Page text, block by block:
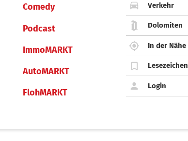
Comedy
Podcast
ImmoMARKT
AutoMARKT
FlohMARKT
Verkehr
Dolomiten
In der Nähe
Lesezeichen
Login